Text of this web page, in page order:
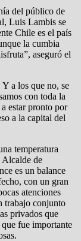
del público de
Luis Lambis se
Chile es el país
la cumbia
aseguró el
a los que no, se
con toda la
estar pronto por
a la capital del
temperatura
Alcalde de
es un balance
con un gran
atenciones
trabajo conjunto
privados que
fue importante